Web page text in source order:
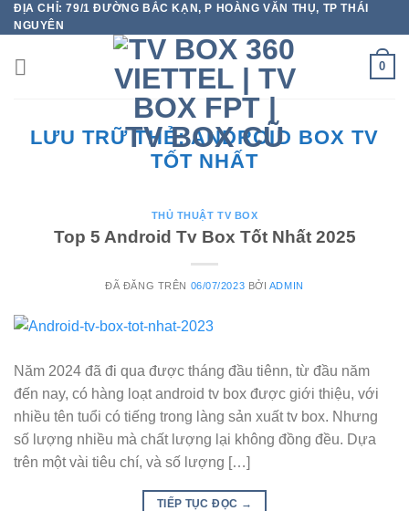
Chuyển
đến
nội
dung
ĐỊA CHỈ: 79/1 ĐƯỜNG BẮC KẠN, P HOÀNG VĂN THỤ, TP THÁI
NGUYÊN
0
LƯU TRỮ THẺ:ANDROID BOX TV
TỐT NHẤT
THỦ THUẬT TV BOX
Top 5 Android Tv Box Tốt Nhất 2025
ĐÃ ĐĂNG TRÊN 06/07/2023 BỞI ADMIN
Năm 2024 đã đi qua được tháng đầu tiênn, từ đầu năm
đến nay, có hàng loạt android tv box được giới thiệu, với
nhiều tên tuổi có tiếng trong làng sản xuất tv box. Nhưng
số lượng nhiều mà chất lượng lại không đồng đều. Dựa
trên một vài tiêu chí, và số lượng […]
TIẾP TỤC ĐỌC →